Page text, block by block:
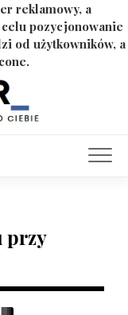
reklamowy, a
pozycjonowanie
od użytkowników, a
przy